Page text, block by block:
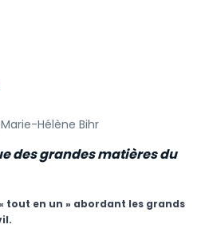
Hélène Bihr
des grandes matières du
tout en un » abordant les grands